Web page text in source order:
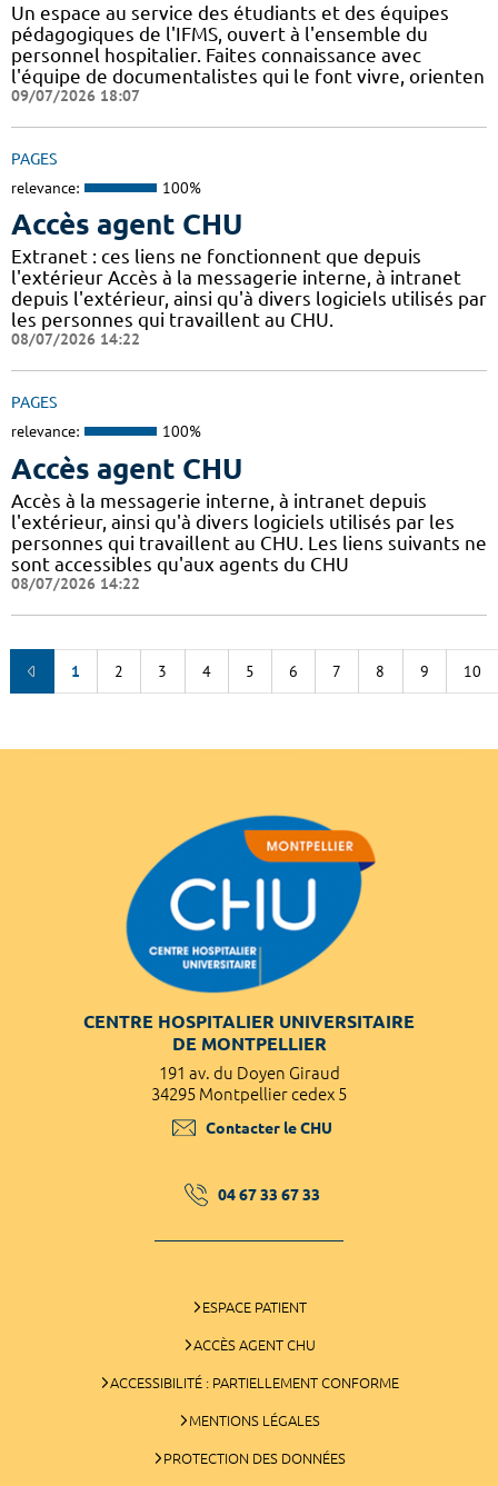
Un espace au service des étudiants et des équipes
pédagogiques de l'IFMS, ouvert à l'ensemble du
personnel hospitalier. Faites connaissance avec
l'équipe de documentalistes qui le font vivre, orienten
09/07/2026 18:07
PAGES
relevance: 100%
Accès agent CHU
Extranet : ces liens ne fonctionnent que depuis
l'extérieur Accès à la messagerie interne, à intranet
depuis l'extérieur, ainsi qu'à divers logiciels utilisés par
les personnes qui travaillent au CHU.
08/07/2026 14:22
PAGES
relevance: 100%
Accès agent CHU
Accès à la messagerie interne, à intranet depuis
l'extérieur, ainsi qu'à divers logiciels utilisés par les
personnes qui travaillent au CHU. Les liens suivants ne
sont accessibles qu'aux agents du CHU
08/07/2026 14:22
1 2 3 4 5 6 7 8 9 10
CENTRE HOSPITALIER UNIVERSITAIRE
DE MONTPELLIER
191 av. du Doyen Giraud
34295 Montpellier cedex 5
Contacter le CHU
04 67 33 67 33
ESPACE PATIENT
ACCÈS AGENT CHU
ACCESSIBILITÉ : PARTIELLEMENT CONFORME
MENTIONS LÉGALES
PROTECTION DES DONNÉES